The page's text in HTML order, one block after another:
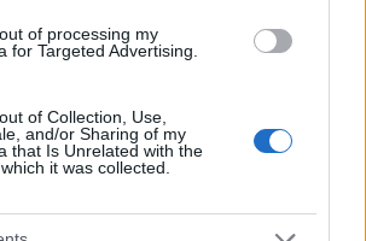
of processing my
for Targeted Advertising.
of Collection, Use,
and/or Sharing of my
that Is Unrelated with the
it was collected.